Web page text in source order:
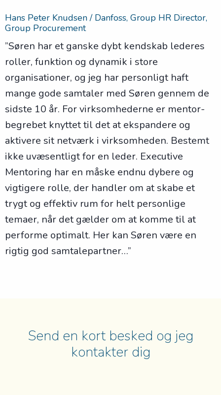
Hans Peter Knudsen / Danfoss, Group HR Director,
Group Procurement
”Søren har et ganske dybt kendskab lederes
roller, funktion og dynamik i store
organisationer, og jeg har personligt haft
mange gode samtaler med Søren gennem de
sidste 10 år. For virksomhederne er mentor-
begrebet knyttet til det at ekspandere og
aktivere sit netværk i virksomheden. Bestemt
ikke uvæsentligt for en leder. Executive
Mentoring har en måske endnu dybere og
vigtigere rolle, der handler om at skabe et
trygt og effektiv rum for helt personlige
temaer, når det gælder om at komme til at
performe optimalt. Her kan Søren være en
rigtig god samtalepartner…”
Send en kort besked og jeg
kontakter dig